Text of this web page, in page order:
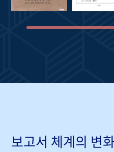
보고서 체계의 변화